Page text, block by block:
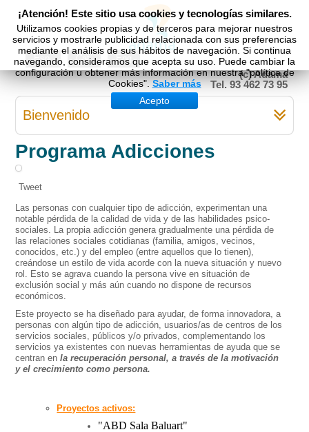
Esp Cat Eng
(c) Adama
Tel. 93 462 73 95
¡Atención! Este sitio usa cookies y tecnologías similares.
Utilizamos cookies propias y de terceros para mejorar nuestros
servicios y mostrarle publicidad relacionada con sus preferencias
mediante el análisis de sus hábitos de navegación. Si continua
navegando, consideramos que acepta su uso. Puede cambiar la
configuración u obtener más información en nuestra "política de
Cookies". Saber más
Acepto
Bienvenido
Programa Adicciones
Tweet
Las personas con cualquier tipo de adicción, experimentan una
notable pérdida de la calidad de vida y de las habilidades psico-
sociales. La propia adicción genera gradualmente una pérdida de
las relaciones sociales cotidianas (familia, amigos, vecinos,
conocidos, etc.) y del empleo (entre aquellos que lo tienen),
creándose un estilo de vida acorde con la nueva situación y nuevo
rol. Esto se agrava cuando la persona vive en situación de
exclusión social y más aún cuando no dispone de recursos
económicos.
Este proyecto se ha diseñado para ayudar, de forma innovadora, a
personas con algún tipo de adicción, usuarios/as de centros de los
servicios sociales, públicos y/o privados, complementando los
servicios ya existentes con nuevas herramientas de ayuda que se
centran enla recuperación personal, a través de la motivación
y el crecimiento como persona.
Proyectos activos:
"ABD Sala Baluart"